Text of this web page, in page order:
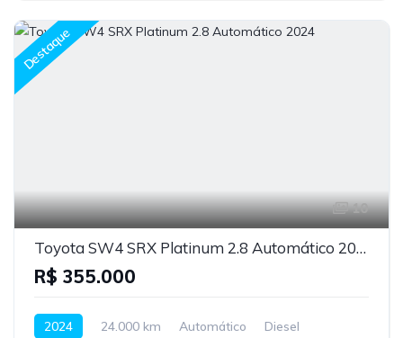
Destaque
10
Toyota SW4 SRX Platinum 2.8 Automático 2024
R$ 355.000
2024 24.000 km Automático Diesel